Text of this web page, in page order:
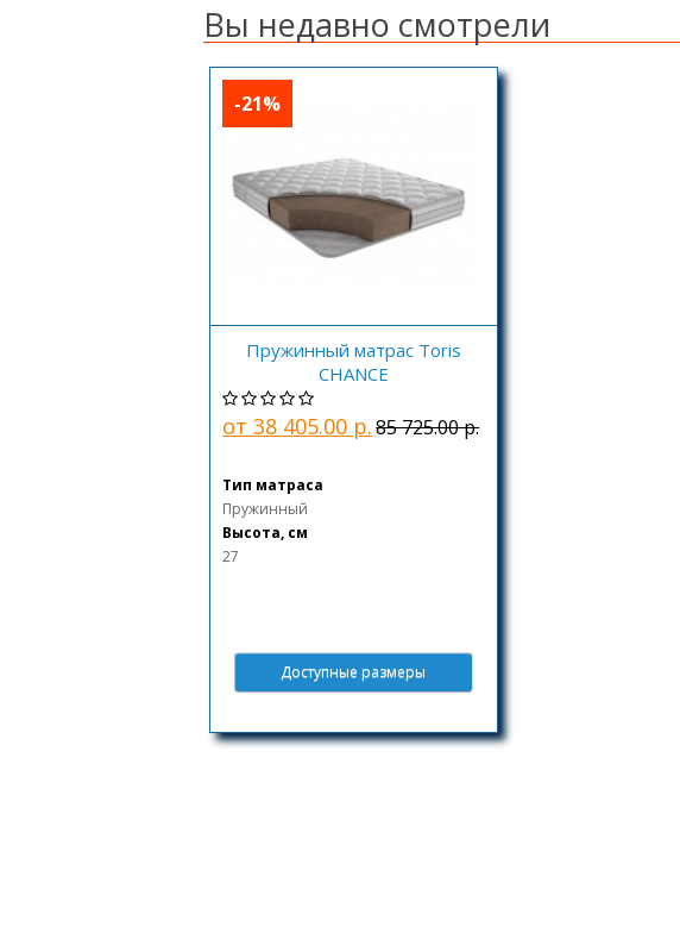
Вы недавно смотрели
Пружинный матрас Toris
CHANCE
-21%
от 38 405.00 р.85 725.00 р.
Тип матраса
Пружинный
Высота, см
27
Доступные размеры